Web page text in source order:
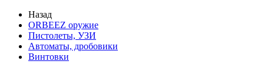
Назад
ORBEEZ оружие
Пистолеты, УЗИ
Автоматы, дробовики
Винтовки